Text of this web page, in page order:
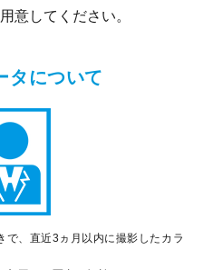
意してください。
タについて
、直近3ヵ月以内に撮影したカラ